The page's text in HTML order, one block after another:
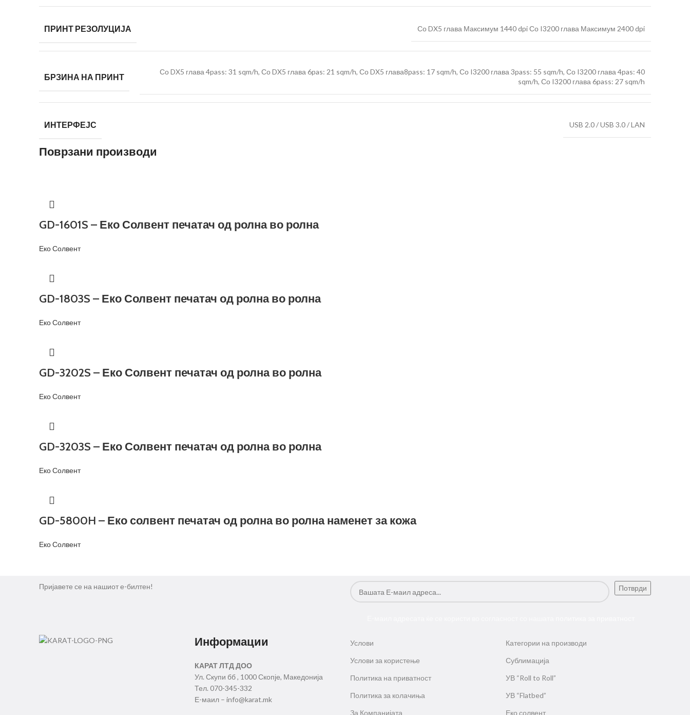
ПРИНТ РЕЗОЛУЦИЈА Со DX5 глава Максимум 1440 dpi Со I3200 глава Максимум 2400 dpi
БРЗИНА НА ПРИНТ
Со DX5 глава 4pass: 31 sqm/h, Со DX5 глава 6pas: 21 sqm/h, Со DX5 глава8pass: 17 sqm/h, Со I3200 глава 3pass: 55 sqm/h, Со I3200 глава 4pas: 40
sqm/h, Со I3200 глава 6pass: 27 sqm/h
ИНТЕРФЕЈС USB 2.0 / USB 3.0 / LAN
Поврзани производи
GD-1601S – Еко Солвент печатач од ролна во ролна
Еко Солвент
GD-1803S – Еко Солвент печатач од ролна во ролна
Еко Солвент
GD-3202S – Еко Солвент печатач од ролна во ролна
Еко Солвент
GD-3203S – Еко Солвент печатач од ролна во ролна
Еко Солвент
GD-5800H – Еко солвент печатач од ролна во ролна наменет за кожа
Еко Солвент
Пријавете се на нашиот е-билтен!
Информации
КАРАТ ЛТД ДОО
Ул. Скупи бб , 1000 Скопје, Македонија
Тел. 070-345-332
Е-маил – info@karat.mk
Услови
Услови за користење
Политика на приватност
Политика за колачиња
За Компанијата
Категории на производи
Сублимација
УВ “Roll to Roll”
УВ “Flatbed”
Еко солвент